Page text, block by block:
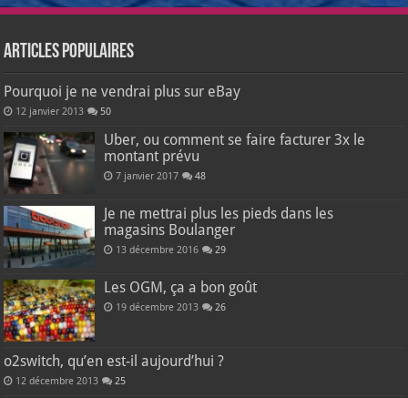
Articles populaires
Pourquoi je ne vendrai plus sur eBay
12 janvier 2013 50
Uber, ou comment se faire facturer 3x le
montant prévu
7 janvier 2017 48
Je ne mettrai plus les pieds dans les
magasins Boulanger
13 décembre 2016 29
Les OGM, ça a bon goût
19 décembre 2013 26
o2switch, qu’en est-il aujourd’hui ?
12 décembre 2013 25